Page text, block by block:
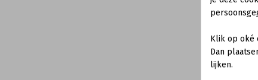
Klik op oké
Dan
lijken.